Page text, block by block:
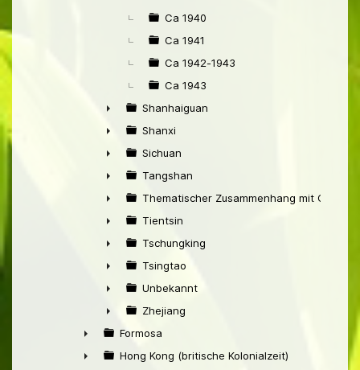
Ca 1940
Ca 1941
Ca 1942-1943
Ca 1943
►
Shanhaiguan
►
Shanxi
►
Sichuan
►
Tangshan
►
Thematischer Zusammenhang mit China
►
Tientsin
►
Tschungking
►
Tsingtao
►
Unbekannt
►
Zhejiang
►
Formosa
Hong Kong (britische Kolonialzeit)